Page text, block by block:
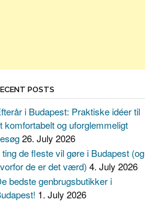
POSTS
i Budapest: Praktiske idéer til
komfortabelt og uforglemmeligt
26. July 2026
ting de fleste vil gøre i Budapest (og
de er det værd) 4. July 2026
bedste genbrugsbutikker i
1. July 2026